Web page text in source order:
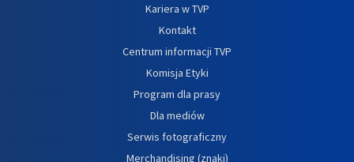
Kariera w TVP
Kontakt
Centrum informacji TVP
Komisja Etyki
Program dla prasy
Dla mediów
Serwis fotograficzny
Merchandising (znaki)